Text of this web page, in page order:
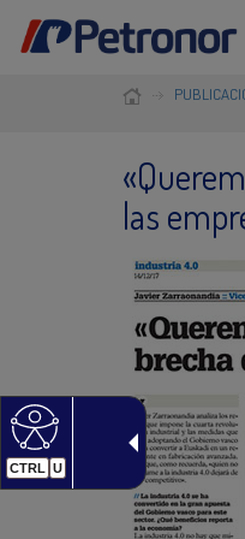
CTRL U
las